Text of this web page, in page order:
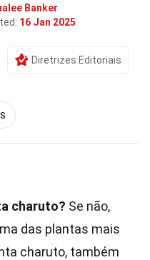
Banker
16 Jan 2025
Diretrizes Editoriais
charuto? Se não,
das plantas mais
charuto, também